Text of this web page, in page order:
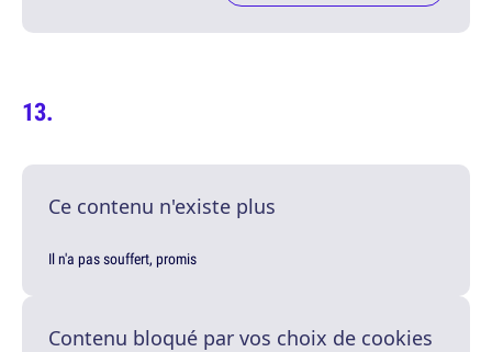
Ce contenu n'existe plus
Il n'a pas souffert, promis
Contenu bloqué par vos choix de cookies